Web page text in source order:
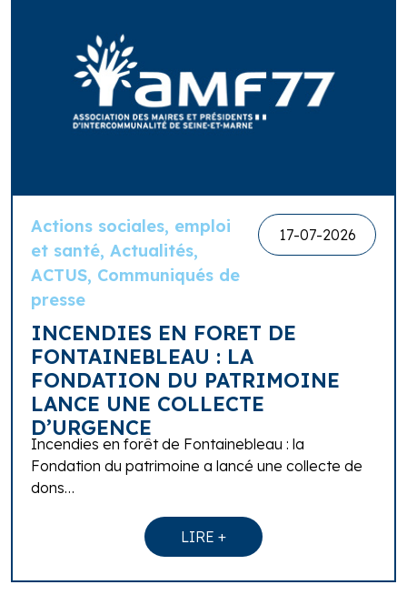
Actions sociales, emploi
et santé, Actualités,
ACTUS, Communiqués de
presse
17-07-2026
INCENDIES EN FORET DE
FONTAINEBLEAU : LA
FONDATION DU PATRIMOINE
LANCE UNE COLLECTE
D’URGENCE
Incendies en forêt de Fontainebleau : la
Fondation du patrimoine a lancé une collecte de
dons…
LIRE +